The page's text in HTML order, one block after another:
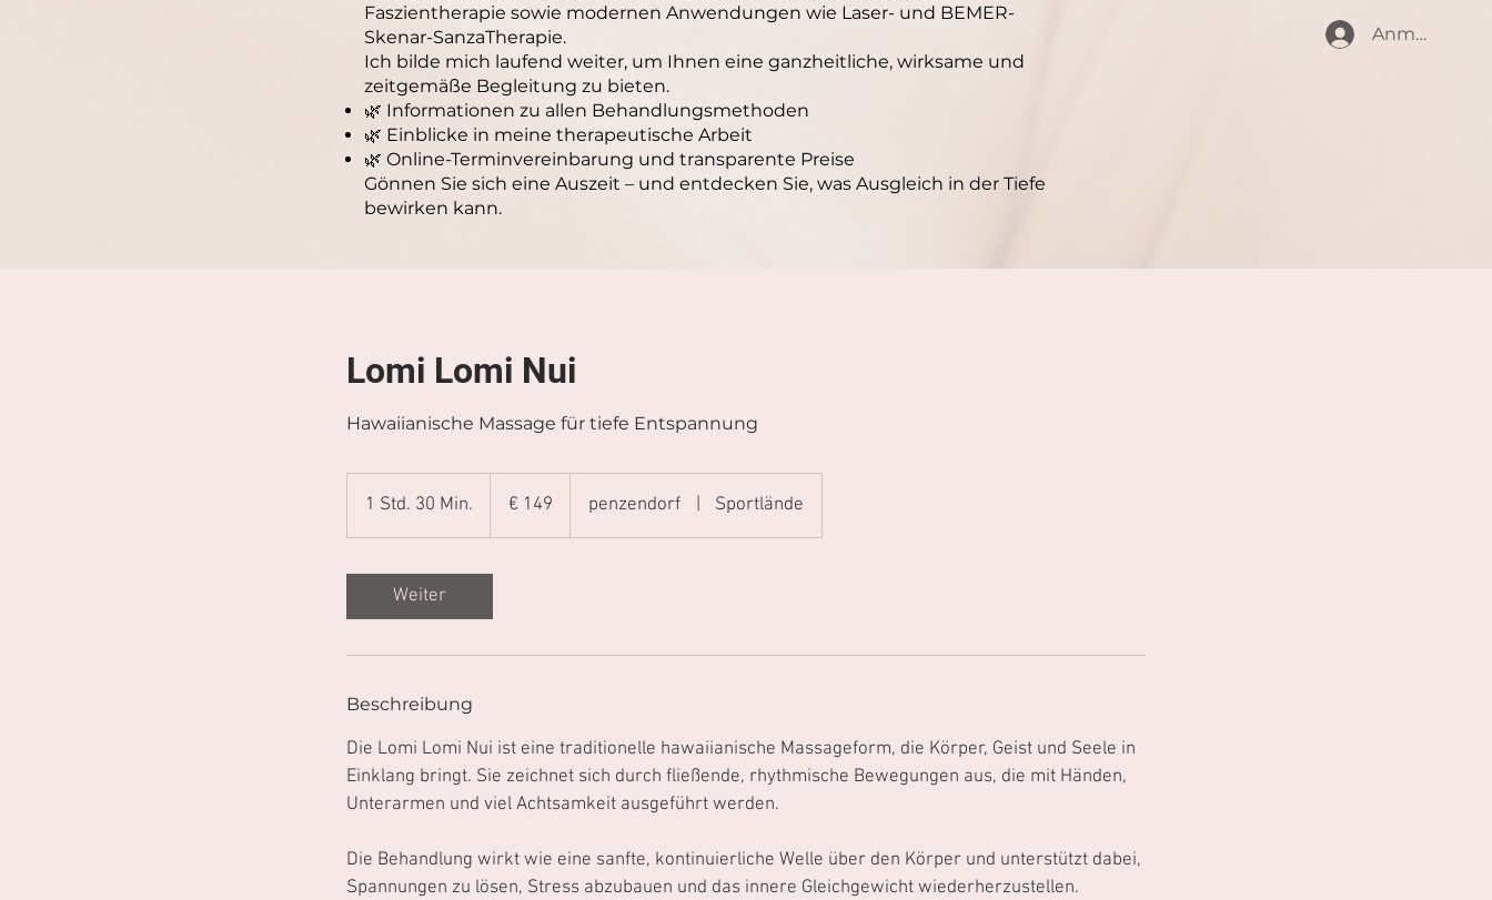
Faszientherapie sowie modernen Anwendungen wie Laser- und BEMER-
Skenar-SanzaTherapie.
Ich bilde mich laufend weiter, um Ihnen eine ganzheitliche, wirksame und
zeitgemäße Begleitung zu bieten.
🌿 Informationen zu allen Behandlungsmethoden
🌿 Einblicke in meine therapeutische Arbeit
🌿 Online-Terminvereinbarung und transparente Preise
Gönnen Sie sich eine Auszeit – und entdecken Sie, was Ausgleich in der Tiefe
bewirken kann.
Anmelden
Lomi Lomi Nui
Hawaiianische Massage für tiefe Entspannung
1 Std. 30 Min.
S
3
.
€ 149 penzendorf | Sportlände
Weiter
Beschreibung
Die Lomi Lomi Nui ist eine traditionelle hawaiianische Massageform, die Körper, Geist und Seele in
Einklang bringt. Sie zeichnet sich durch fließende, rhythmische Bewegungen aus, die mit Händen,
Unterarmen und viel Achtsamkeit ausgeführt werden.
Die Behandlung wirkt wie eine sanfte, kontinuierliche Welle über den Körper und unterstützt dabei,
Spannungen zu lösen, Stress abzubauen und das innere Gleichgewicht wiederherzustellen.